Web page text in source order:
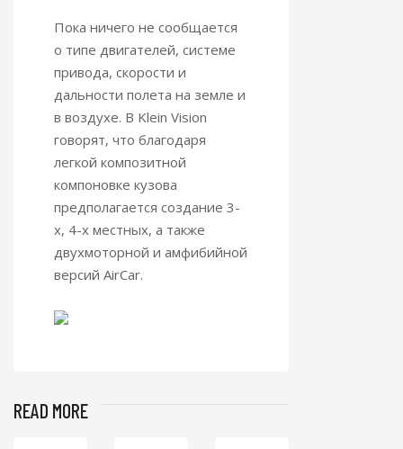
Пока ничего не сообщается
о типе двигателей, системе
привода, скорости и
дальности полета на земле и
в воздухе. В Klein Vision
говорят, что благодаря
легкой композитной
компоновке кузова
предполагается создание 3-
х, 4-х местных, а также
двухмоторной и амфибийной
версий AirCar.
READ MORE